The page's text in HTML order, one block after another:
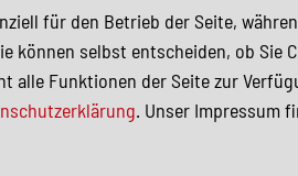
für den Betrieb der Seite,
können selbst entscheiden, ob Sie
alle Funktionen der Seite zur
. Unser Impressum